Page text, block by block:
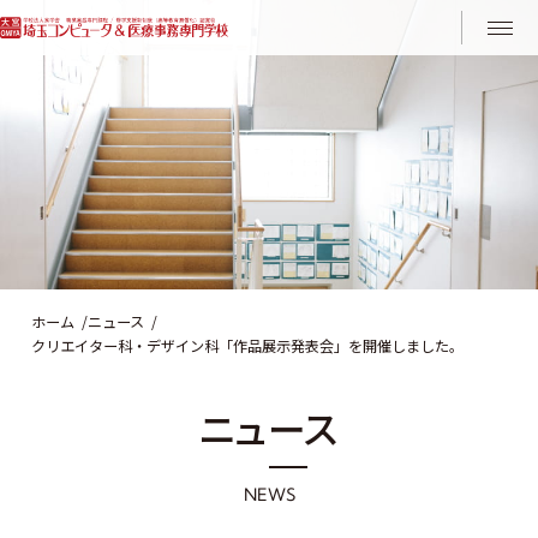
Instagram
LINE
ホーム
ニュース
クリエイター科・デザイン科「作品展示発表会」を開催しました。
ニュース
NEWS